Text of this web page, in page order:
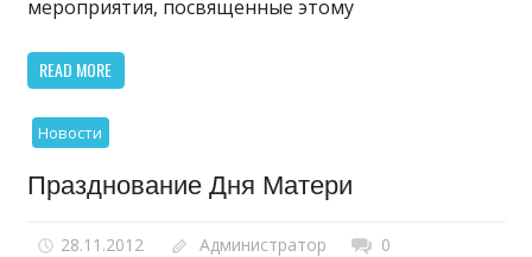
мероприятия, посвященные этому
READ MORE
Новости
Празднование Дня Матери
28.11.2012 Администратор 0